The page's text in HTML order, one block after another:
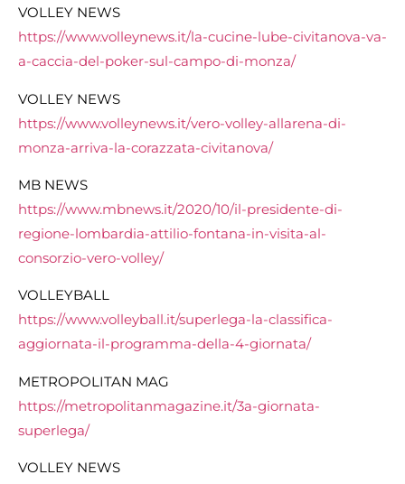
VOLLEY NEWS
https://www.volleynews.it/la-cucine-lube-civitanova-va-
a-caccia-del-poker-sul-campo-di-monza/
VOLLEY NEWS
https://www.volleynews.it/vero-volley-allarena-di-
monza-arriva-la-corazzata-civitanova/
MB NEWS
https://www.mbnews.it/2020/10/il-presidente-di-
regione-lombardia-attilio-fontana-in-visita-al-
consorzio-vero-volley/
VOLLEYBALL
https://www.volleyball.it/superlega-la-classifica-
aggiornata-il-programma-della-4-giornata/
METROPOLITAN MAG
https://metropolitanmagazine.it/3a-giornata-
superlega/
VOLLEY NEWS